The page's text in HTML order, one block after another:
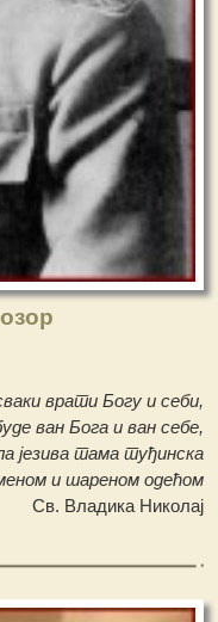
врати Богу и себи,
ван Бога и ван себе,
језива тама туђинска
и шареном одећом
Св. Владика Николај